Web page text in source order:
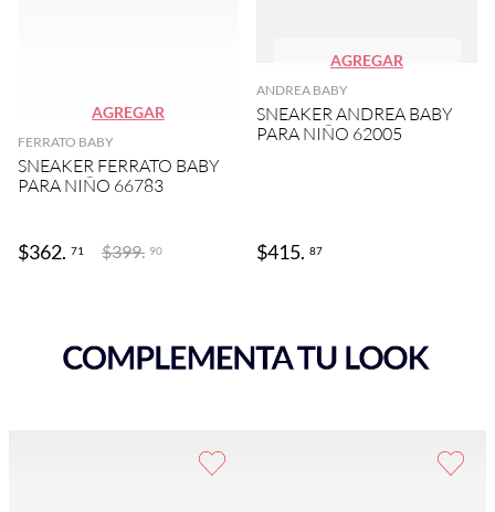
AGREGAR
FERRATO BABY
SNEAKER FERRATO BABY
PARA NIÑO 66783
$362. 71 $399. 90
AGREGAR
ANDREA BABY
SNEAKER ANDREA BABY
PARA NIÑO 62005
$415. 87